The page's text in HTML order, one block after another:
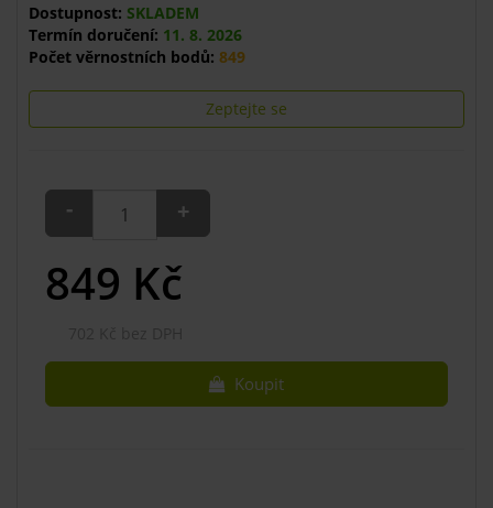
Dostupnost: SKLADEM
Termín doručení: 11. 8. 2026
Počet věrnostních bodů: 849
Zeptejte se
- +
849 Kč
Koupit